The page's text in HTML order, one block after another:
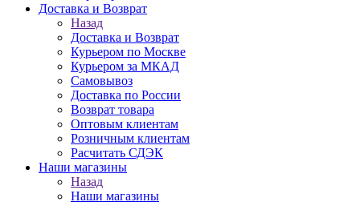
Доставка и Возврат
Назад
Доставка и Возврат
Курьером по Москве
Курьером за МКАД
Самовывоз
Доставка по России
Возврат товара
Оптовым клиентам
Розничным клиентам
Расчитать СДЭК
Наши магазины
Назад
Наши магазины